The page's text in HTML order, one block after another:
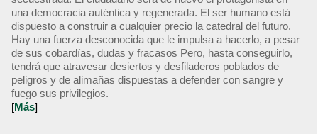
una democracia auténtica y regenerada. El ser humano está
dispuesto a construir a cualquier precio la catedral del futuro.
Hay una fuerza desconocida que le impulsa a hacerlo, a pesar
de sus cobardías, dudas y fracasos Pero, hasta conseguirlo,
tendrá que atravesar desiertos y desfiladeros poblados de
peligros y de alimañas dispuestas a defender con sangre y
fuego sus privilegios.
[Más]